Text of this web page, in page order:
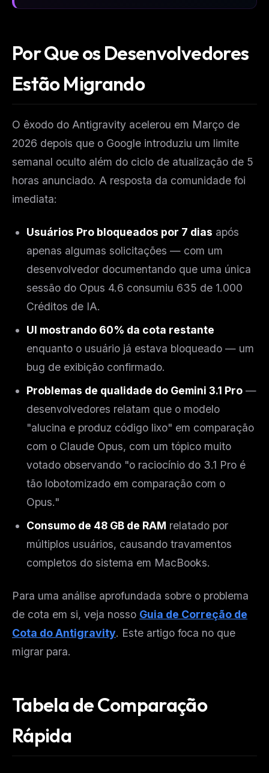
Por Que os Desenvolvedores
Estão Migrando
O êxodo do Antigravity acelerou em Março de
2026 depois que o Google introduziu um limite
semanal oculto além do ciclo de atualização de 5
horas anunciado. A resposta da comunidade foi
imediata:
Usuários Pro bloqueados por 7 dias após
apenas algumas solicitações — com um
desenvolvedor documentando que uma única
sessão do Opus 4.6 consumiu 635 de 1.000
Créditos de IA.
UI mostrando 60% da cota restante
enquanto o usuário já estava bloqueado — um
bug de exibição confirmado.
Problemas de qualidade do Gemini 3.1 Pro —
desenvolvedores relatam que o modelo
"alucina e produz código lixo" em comparação
com o Claude Opus, com um tópico muito
votado observando "o raciocínio do 3.1 Pro é
tão lobotomizado em comparação com o
Opus."
Consumo de 48 GB de RAM relatado por
múltiplos usuários, causando travamentos
completos do sistema em MacBooks.
Para uma análise aprofundada sobre o problema
de cota em si, veja nosso Guia de Correção de
Cota do Antigravity. Este artigo foca no que
migrar para.
Tabela de Comparação
Rápida